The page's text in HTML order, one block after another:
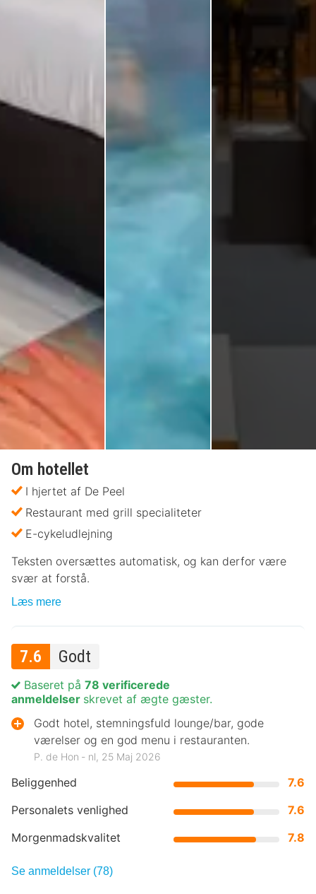
Om hotellet
I hjertet af De Peel
Restaurant med grill specialiteter
E-cykeludlejning
Teksten oversættes automatisk, og kan derfor være
svær at forstå.
Læs mere
7.6 Godt
Beliggenhed
7.6
Personalets venlighed
7.6
Morgenmadskvalitet
7.8
Baseret på 78 verificerede
anmeldelser skrevet af ægte gæster.
Godt hotel, stemningsfuld lounge/bar, gode
værelser og en god menu i restauranten.
P. de Hon ‐ nl, 25 Maj 2026
Se anmeldelser (78)